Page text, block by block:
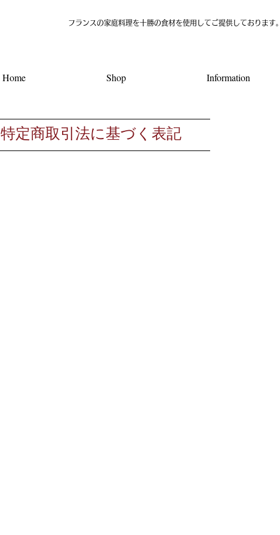
​フランスの家庭料理を十勝の食材を使用してご提供しております。
Home Shop Information
​特定商取引法に基づく表記